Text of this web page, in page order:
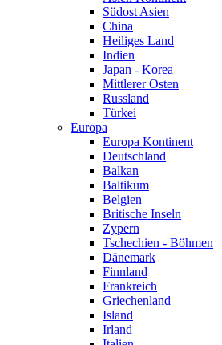
Südost Asien
China
Heiliges Land
Indien
Japan - Korea
Mittlerer Osten
Russland
Türkei
Europa
Europa Kontinent
Deutschland
Balkan
Baltikum
Belgien
Britische Inseln
Zypern
Tschechien - Böhmen
Dänemark
Finnland
Frankreich
Griechenland
Island
Irland